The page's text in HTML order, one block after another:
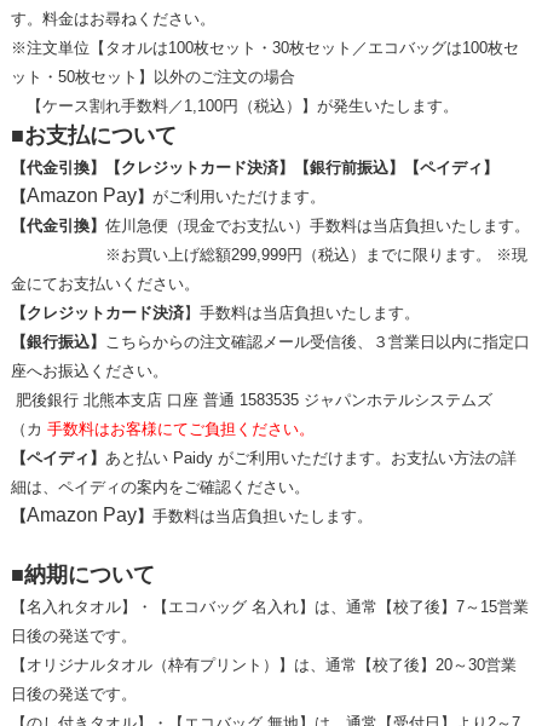
す。料金はお尋ねください。
※注文単位【タオルは100枚セット・30枚セット／エコバッグは100枚セ
ット・50枚セット】以外のご注文の場合
【ケース割れ手数料／1,100円（税込）】が発生いたします。
■お支払について
【代金引換】【クレジットカード決済】【銀行前振込】
【ペイディ】
【Amazon Pay】 がご利用いただけます。
【代金引換】 佐川急便（現金でお支払い） 手数料は当店負担いたします。
※お買い上げ総額299,999円（税込）までに限ります。 ※現
金にてお支払いください。
【クレジットカード決済】手数料は当店負担いたします。
【銀行振込】
こちらからの注文確認メール受信後、３営業日以内に指定口
座へお振込ください。
肥後銀行 北熊本支店 口座 普通 1583535 ジャパンホテルシステムズ
（カ 手数料はお客様にてご負担ください。
【ペイディ】 あと払い Paidy がご利用いただけます。お支払い方法の詳
細は、ペイディの案内をご確認ください。
【Amazon Pay】 手数料は当店負担いたします。
■納期について
【名入れタオル】・【エコバッグ 名入れ】は、通常【校了後】7～15営業
日後の発送です。
【オリジナルタオル（枠有プリント）】は、通常【校了後】20～30営業
日後の発送です。